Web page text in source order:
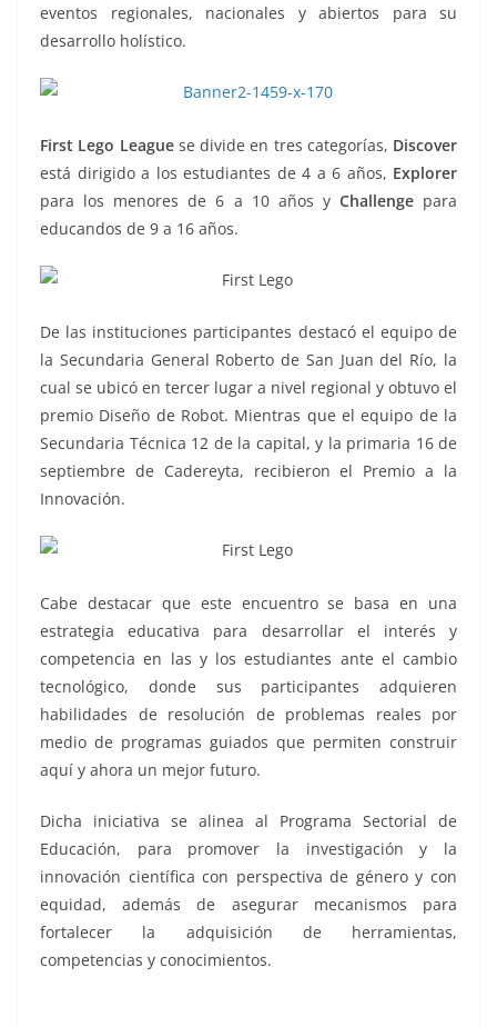
eventos regionales, nacionales y abiertos para su
desarrollo holístico.
First Lego Leaguese divide en tres categorías, Discover
está dirigido a los estudiantes de 4 a 6 años, Explorer
para los menores de 6 a 10 años y Challengepara
educandos de 9 a 16 años.
De las instituciones participantes destacó el equipo de
la Secundaria General Roberto de San Juan del Río, la
cual se ubicó en tercer lugar a nivel regional y obtuvo el
premio Diseño de Robot. Mientras que el equipo de la
Secundaria Técnica 12 de la capital, y la primaria 16 de
septiembre de Cadereyta, recibieron el Premio a la
Innovación.
Cabe destacar que este encuentro se basa en una
estrategia educativa para desarrollar el interés y
competencia en las y los estudiantes ante el cambio
tecnológico, donde sus participantes adquieren
habilidades de resolución de problemas reales por
medio de programas guiados que permiten construir
aquí y ahora un mejor futuro.
Dicha iniciativa se alinea al Programa Sectorial de
Educación, para promover la investigación y la
innovación científica con perspectiva de género y con
equidad, además de asegurar mecanismos para
fortalecer la adquisición de herramientas,
competencias y conocimientos.